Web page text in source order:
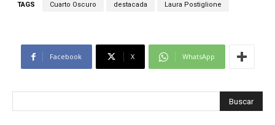
TAGS Cuarto Oscuro destacada Laura Postiglione
Facebook X WhatsApp